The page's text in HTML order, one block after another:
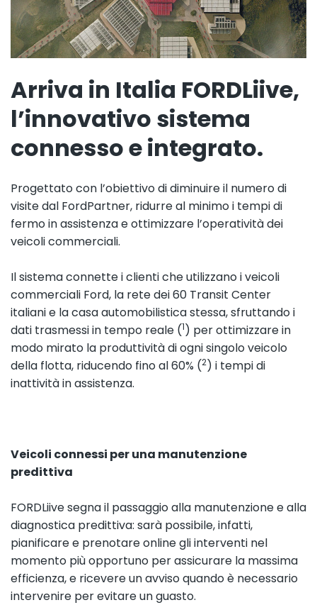
Arriva in Italia FORDLiive,
l’innovativo sistema
connesso e integrato.
Progettato con l’obiettivo di diminuire il numero di
visite dal FordPartner, ridurre al minimo i tempi di
fermo in assistenza e ottimizzare l’operatività dei
veicoli commerciali.
Il sistema connette i clienti che utilizzano i veicoli
commerciali Ford, la rete dei 60 Transit Center
italiani e la casa automobilistica stessa, sfruttando i
dati trasmessi in tempo reale (1) per ottimizzare in
modo mirato la produttività di ogni singolo veicolo
della flotta, riducendo fino al 60% (2) i tempi di
inattività in assistenza.
Veicoli connessi per una manutenzione
predittiva
FORDLiive segna il passaggio alla manutenzione e alla
diagnostica predittiva: sarà possibile, infatti,
pianificare e prenotare online gli interventi nel
momento più opportuno per assicurare la massima
efficienza, e ricevere un avviso quando è necessario
intervenire per evitare un guasto.